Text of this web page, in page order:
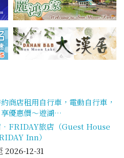
商店租用自行車，電動自行車，
優惠價～遊湖…
‧FRIDAY旅店（Guest House
Inn）
2026-12-31